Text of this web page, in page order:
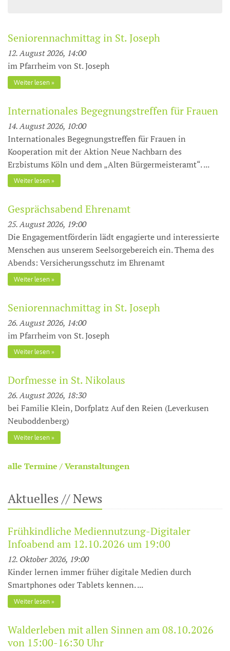
Seniorennachmittag in St. Joseph
12. August 2026, 14:00
im Pfarrheim von St. Joseph
Weiter lesen
Internationales Begegnungstreffen für Frauen
14. August 2026, 10:00
Internationales Begegnungstreffen für Frauen in
Kooperation mit der Aktion Neue Nachbarn des
Erzbistums Köln und dem „Alten Bürgermeisteramt“. ...
Weiter lesen
Gesprächsabend Ehrenamt
25. August 2026, 19:00
Die Engagementförderin lädt engagierte und interessierte
Menschen aus unserem Seelsorgebereich ein. Thema des
Abends: Versicherungsschutz im Ehrenamt
Weiter lesen
Seniorennachmittag in St. Joseph
26. August 2026, 14:00
im Pfarrheim von St. Joseph
Weiter lesen
Dorfmesse in St. Nikolaus
26. August 2026, 18:30
bei Familie Klein, Dorfplatz Auf den Reien (Leverkusen
Neuboddenberg)
Weiter lesen
alle Termine / Veranstaltungen
Aktuelles // News
Frühkindliche Mediennutzung-Digitaler
Infoabend am 12.10.2026 um 19:00
12. Oktober 2026, 19:00
Kinder lernen immer früher digitale Medien durch
Smartphones oder Tablets kennen. ...
Weiter lesen
Walderleben mit allen Sinnen am 08.10.2026
von 15:00-16:30 Uhr